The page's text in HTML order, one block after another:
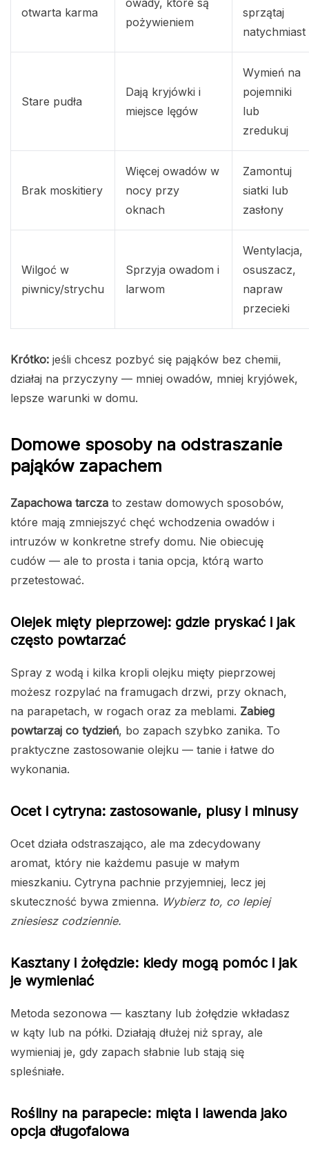
otwarta karma
owady, które są
pożywieniem
sprzątaj
natychmiast
Stare pudła
Dają kryjówki i
miejsce lęgów
Wymień na
pojemniki
lub
zredukuj
Brak moskitiery
Więcej owadów w
nocy przy
oknach
Zamontuj
siatki lub
zasłony
Wilgoć w
piwnicy/strychu
Sprzyja owadom i
larwom
Wentylacja,
osuszacz,
napraw
przecieki
Krótko: jeśli chcesz pozbyć się pająków bez chemii,
działaj na przyczyny — mniej owadów, mniej kryjówek,
lepsze warunki w domu.
Domowe sposoby na odstraszanie
pająków zapachem
Zapachowa tarcza to zestaw domowych sposobów,
które mają zmniejszyć chęć wchodzenia owadów i
intruzów w konkretne strefy domu. Nie obiecuję
cudów — ale to prosta i tania opcja, którą warto
przetestować.
Olejek mięty pieprzowej: gdzie pryskać i jak
często powtarzać
Spray z wodą i kilka kropli olejku mięty pieprzowej
możesz rozpylać na framugach drzwi, przy oknach,
na parapetach, w rogach oraz za meblami. Zabieg
powtarzaj co tydzień, bo zapach szybko zanika. To
praktyczne zastosowanie olejku — tanie i łatwe do
wykonania.
Ocet i cytryna: zastosowanie, plusy i minusy
Ocet działa odstraszająco, ale ma zdecydowany
aromat, który nie każdemu pasuje w małym
mieszkaniu. Cytryna pachnie przyjemniej, lecz jej
skuteczność bywa zmienna. Wybierz to, co lepiej
zniesiesz codziennie.
Kasztany i żołędzie: kiedy mogą pomóc i jak
je wymieniać
Metoda sezonowa — kasztany lub żołędzie wkładasz
w kąty lub na półki. Działają dłużej niż spray, ale
wymieniaj je, gdy zapach słabnie lub stają się
spleśniałe.
Rośliny na parapecie: mięta i lawenda jako
opcja długofalowa